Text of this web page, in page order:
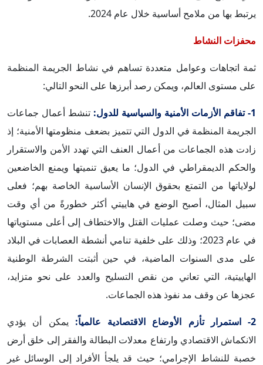
يرتبط بها من ملامح أساسية خلال عام 2024.
محفزات النشاط
ثمة اتجاهات وعوامل متعددة تساهم في نشاط الجريمة المنظمة
على مستوى العالم، ويمكن رصد أبرزها على النحو التالي:
1- تفاقم الأزمات الأمنية والسياسية للدول:
تنشط أعمال جماعات
الجريمة المنظمة في الدول التي تتميز بضعف منظومتها الأمنية؛ إذ
زادت هذه الجماعات من أعمال العنف التي تهدد الأمن والاستقرار
والحكم الديمقراطي في الدول؛ ما يعيق تنميتها ويمنع الخاضعين
لولاياتها من التمتع بحقوق الإنسان الأساسية الخاصة بهم؛ فعلى
سبيل المثال، أصبح الوضع في هاييتي أكثر خطورةً من أي وقت
مضى؛ حيث وصلت عمليات القتل والاختطاف إلى أعلى مستوياتها
في عام 2023؛ وذلك على خلفية تنامي أنشطة العصابات في البلاد
على مدى السنوات الماضية، في حين أثبتت الشرطة الوطنية
الهاييتية، التي تعاني من نقص التسليح والعدد على نحو متزايد،
عجزها عن وقف مد نفوذ هذه الجماعات.
2- استمرار تأزم الأوضاع الاقتصادية عالمياً:
يمكن أن يؤدي
الانكماش الاقتصادي وارتفاع معدلات البطالة والفقر إلى خلق أرض
خصبة للنشاط الإجرامي؛ حيث قد يلجأ الأفراد إلى الوسائل غير